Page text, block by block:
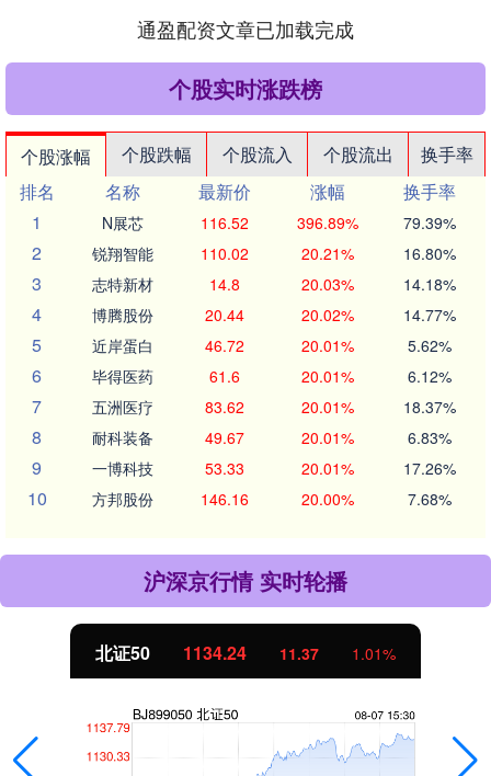
通盈配资文章已加载完成
个股实时涨跌榜
个股涨幅 个股跌幅 个股流入 个股流出
换手率
排名
名称 最新价 涨幅
换手率
1
N展芯 116.52 396.89% 79.39%
2 锐翔智能 110.02 20.21% 16.80%
3 志特新材 14.8 20.03% 14.18%
4 博腾股份 20.44 20.02% 14.77%
5 近岸蛋白 46.72 20.01% 5.62%
6 毕得医药 61.6 20.01% 6.12%
7 五洲医疗 83.62 20.01% 18.37%
8 耐科装备 49.67 20.01% 6.83%
9 一博科技 53.33 20.01% 17.26%
10 方邦股份 146.16 20.00% 7.68%
沪深京行情 实时轮播
北证50 1134.24 11.37 1.01%